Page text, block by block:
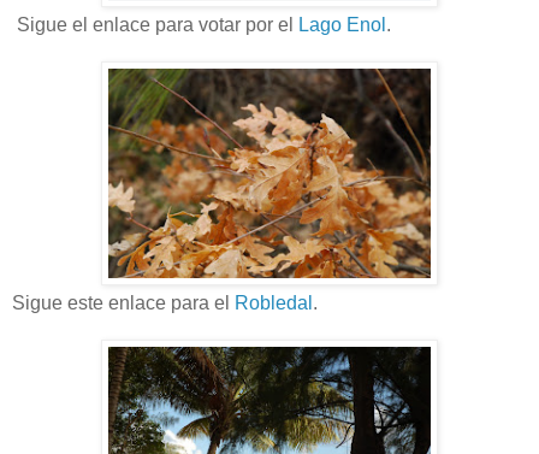
Sigue el enlace para votar por el Lago Enol .
Sigue este enlace para el Robledal .